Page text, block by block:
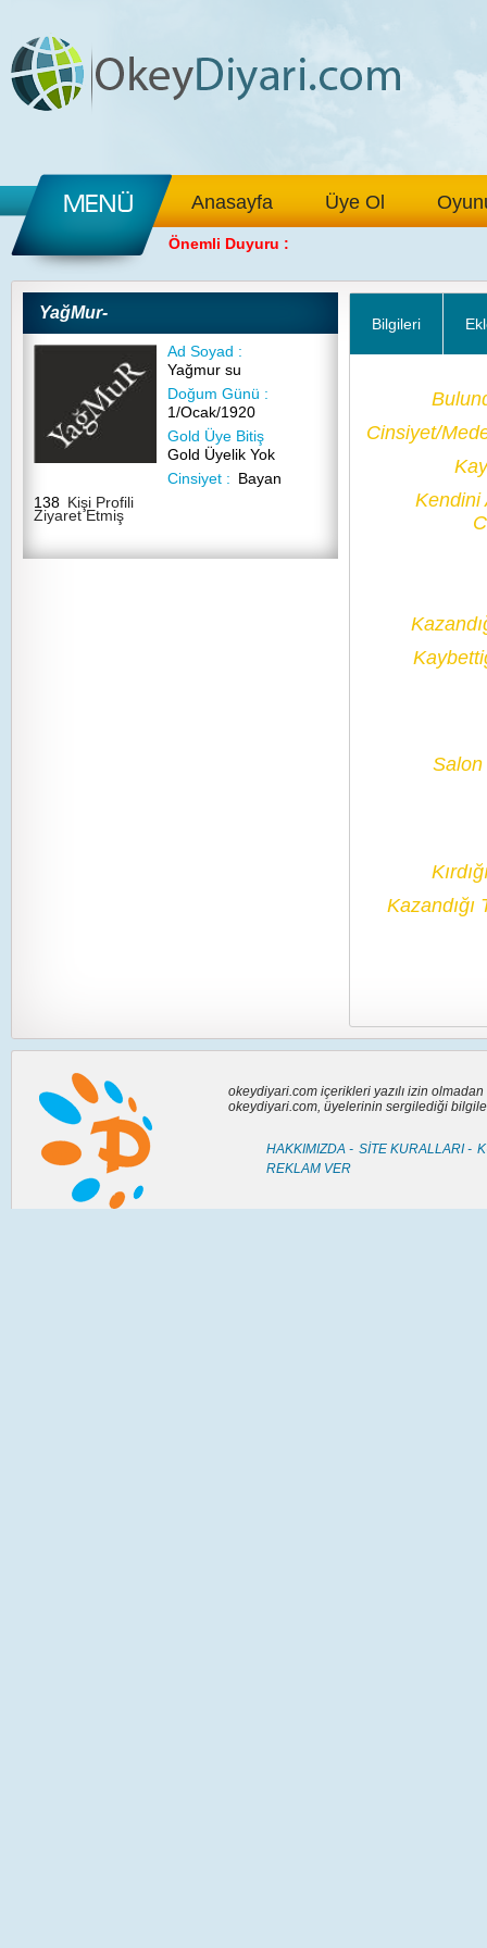
Anasayfa Üye Ol
Önemli Duyuru :
YağMur-
Ad Soyad :
Yağmur su
Doğum Günü :
1/Ocak/1920
Gold Üye Bitiş
Gold Üyelik Yok
Cinsiyet : Bayan
138 Kişi Profili
Ziyaret Etmiş
Bilgileri
Cinsiyet/
Kendini
Kazandığı
okeydiyari.com içerikleri yazılı izin
okeydiyari.com, üyelerinin sergilediği
HAKKIMIZDA - SİTE KURALLARI -
REKLAM VER